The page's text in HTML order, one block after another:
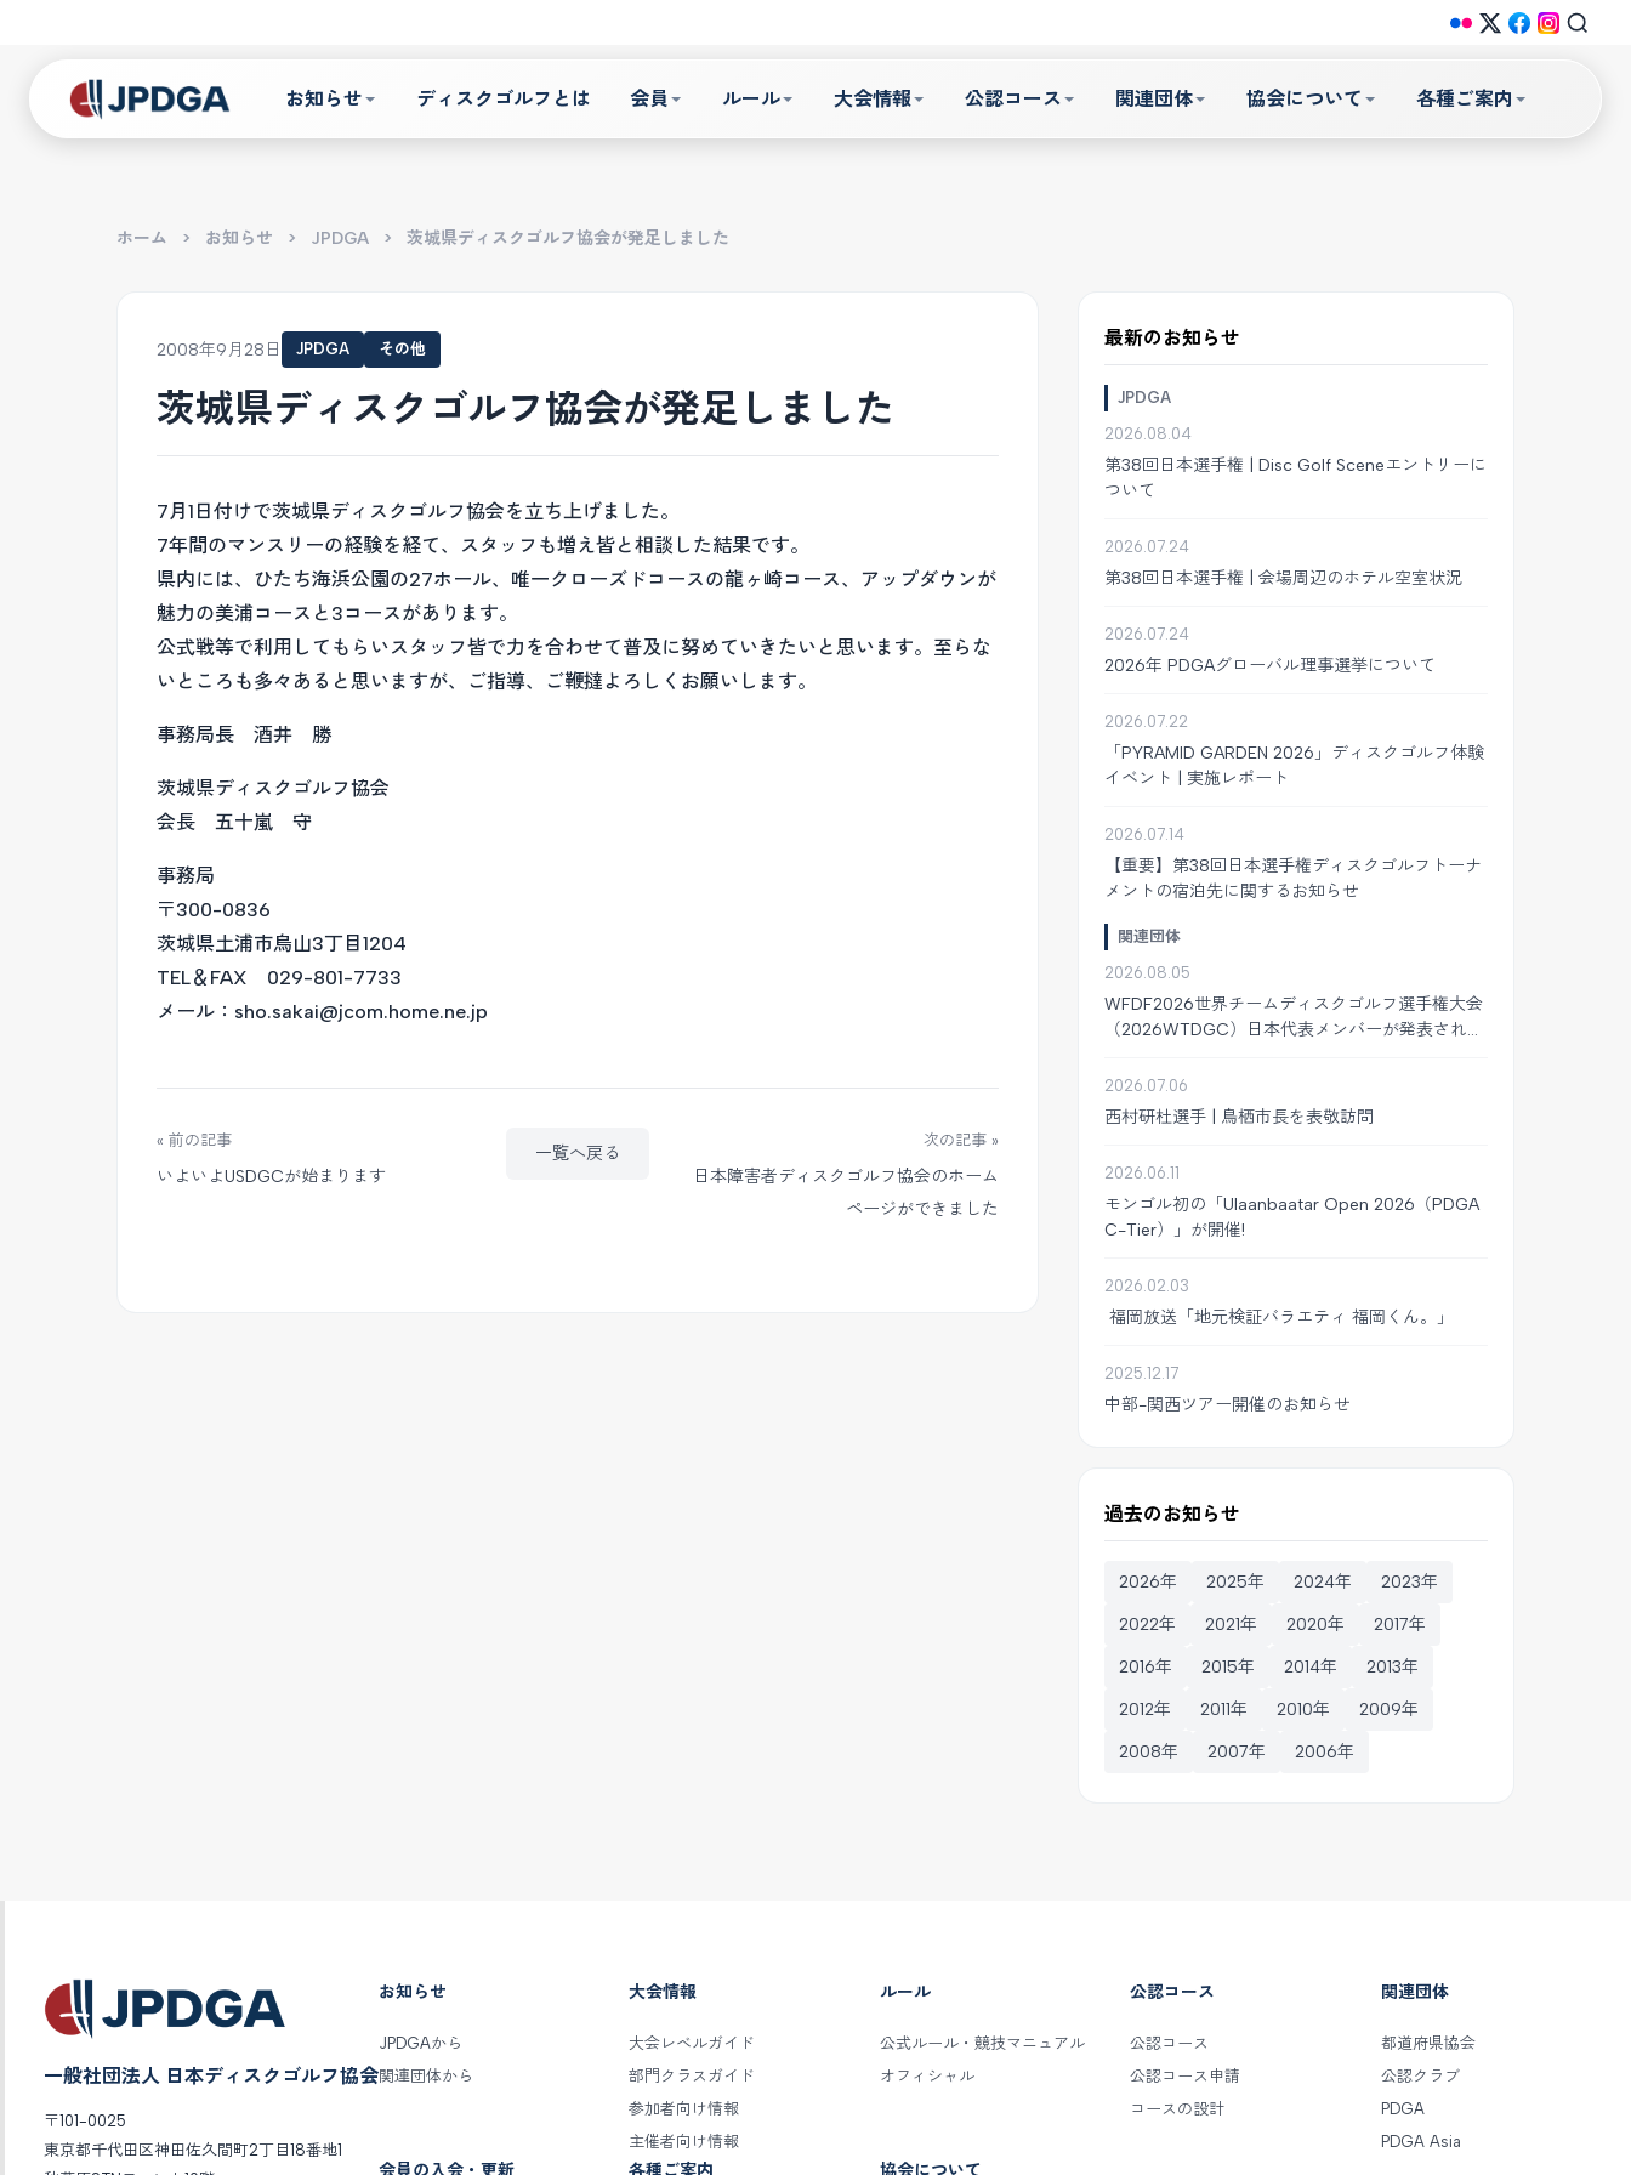
お知らせ ディスクゴルフとは 会員 ルール 大会情報 公認コース 関連団体 協会について 各種ご案内
ホーム > お知らせ > JPDGA > 茨城県ディスクゴルフ協会が発足しました
2008年9月28日 JPDGA その他
茨城県ディスクゴルフ協会が発足しました
7月1日付けで茨城県ディスクゴルフ協会を立ち上げました。
7年間のマンスリーの経験を経て、スタッフも増え皆と相談した結果です。
県内には、ひたち海浜公園の27ホール、唯一クローズドコースの龍ヶ崎コース、アップダウンが
魅力の美浦コースと3コースがあります。
公式戦等で利用してもらいスタッフ皆で力を合わせて普及に努めていきたいと思います。至らな
いところも多々あると思いますが、ご指導、ご鞭撻よろしくお願いします。
事務局長 酒井 勝
茨城県ディスクゴルフ協会
会長 五十嵐 守
事務局
〒300-0836
茨城県土浦市烏山3丁目1204
TEL＆FAX 029-801-7733
メール：sho.sakai@jcom.home.ne.jp
« 前の記事
いよいよUSDGCが始まります
一覧へ戻る
次の記事 »
日本障害者ディスクゴルフ協会のホーム
ページができました
最新のお知らせ
JPDGA
2026.08.04
第38回日本選手権 | Disc Golf Sceneエントリーに
ついて
2026.07.24
第38回日本選手権 | 会場周辺のホテル空室状況
2026.07.24
2026年 PDGAグローバル理事選挙について
2026.07.22
「PYRAMID GARDEN 2026」ディスクゴルフ体験
イベント | 実施レポート
2026.07.14
【重要】第38回日本選手権ディスクゴルフトーナ
メントの宿泊先に関するお知らせ
関連団体
2026.08.05
WFDF2026世界チームディスクゴルフ選手権大会
（2026WTDGC）日本代表メンバーが発表されま
2026.07.06
西村研杜選手 | 鳥栖市長を表敬訪問
2026.06.11
モンゴル初の「Ulaanbaatar Open 2026（PDGA
C-Tier）」が開催!
2026.02.03
福岡放送「地元検証バラエティ 福岡くん。」
2025.12.17
中部-関西ツアー開催のお知らせ
過去のお知らせ
2026年 2025年 2024年 2023年
2022年 2021年 2020年 2017年
2016年 2015年 2014年 2013年
2012年 2011年 2010年 2009年
2008年 2007年 2006年
一般社団法人 日本ディスクゴルフ協会
〒101-0025
東京都千代田区神田佐久間町2丁目18番地1
お知らせ
JPDGAから
関連団体から
大会情報
大会レベルガイド
部門クラスガイド
参加者向け情報
主催者向け情報
ルール
公式ルール・競技マニュアル
オフィシャル
公認コース
公認コース
公認コース申請
コースの設計
関連団体
都道府県協会
公認クラブ
PDGA
PDGA Asia
会員の入会・更新 各種ご案内 協会について